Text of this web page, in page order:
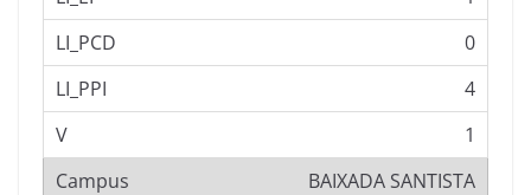
0
4
1
BAIXADA SANTISTA